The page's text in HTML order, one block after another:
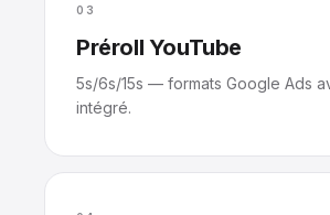
03
Préroll YouTube
5s/6s/15s — formats Google Ads
intégré.